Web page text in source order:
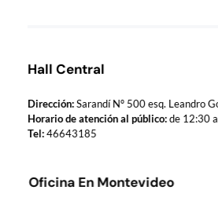
Hall Central
Dirección:Sarandí Nº 500 esq. Leandro
Horario de atención al público:de 12:30
Tel:46643185
Oficina En Montevideo